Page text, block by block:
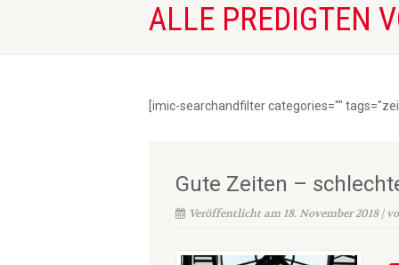
ALLE PREDIGTEN
[imic-searchandfilter categories=""
Gute Zeiten –
Veröffentlicht am 18. November 2018 |